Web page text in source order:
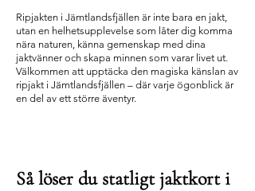
Ripjakten i Jämtlandsfjällen är inte bara en jakt,
utan en helhetsupplevelse som låter dig komma
nära naturen, känna gemenskap med dina
jaktvänner och skapa minnen som varar livet ut.
Välkommen att upptäcka den magiska känslan av
ripjakt i Jämtlandsfjällen – där varje ögonblick är
en del av ett större äventyr.
Så löser du statligt jaktkort i